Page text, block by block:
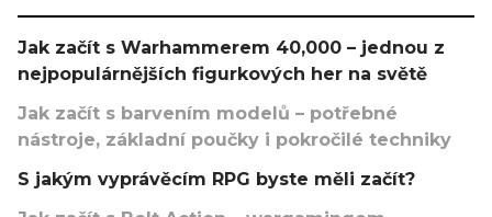
Jak začít s Warhammerem 40,000 – jednou z
nejpopulárnějších figurkových her na světě
Jak začít s barvením modelů – potřebné
nástroje, základní poučky i pokročilé techniky
S jakým vyprávěcím RPG byste měli začít?